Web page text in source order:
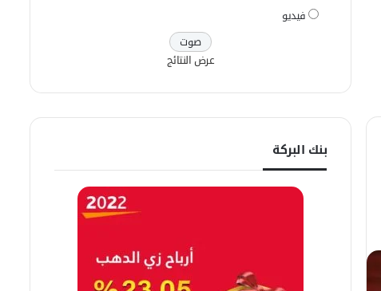
فيديو
عرض النتائج
بنك البركة